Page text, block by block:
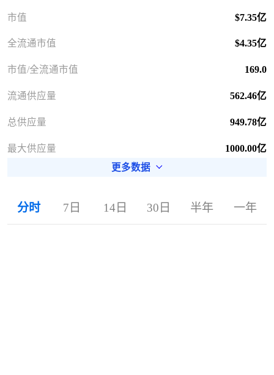
市值 $7.35亿
全流通市值 $4.35亿
市值/全流通市值 169.0
流通供应量 562.46亿
总供应量 949.78亿
最大供应量
1000.00亿
更多数据
分时 7日 14日 30日 半年 一年